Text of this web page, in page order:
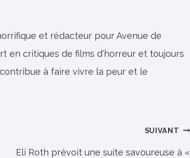
et rédacteur pour Avenue de
en critiques de films d'horreur et toujours
à faire vivre la peur et le
SUIVANT
Eli Roth prévoit une suite savoureuse à «